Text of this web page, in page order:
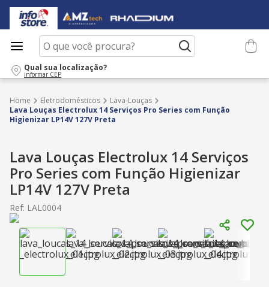
O que você procura?
Qual sua localização?
informar CEP
Eletrodomésticos
Lava-Louças
Lava Louças Electrolux 14 Serviços Pro Series com Função
Higienizar LP14V 127V Preta
Lava Louças Electrolux 14 Serviços
Pro Series com Função Higienizar
LP14V 127V Preta
Ref: LAL0004